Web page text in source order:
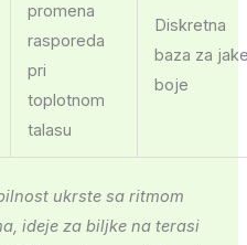
promena
rasporeda
pri
toplotnom
talasu
Diskretna
baza za
boje
ukrste sa ritmom
ideje za biljke na terasi